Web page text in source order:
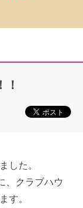
した。
、クラブハウ
す。